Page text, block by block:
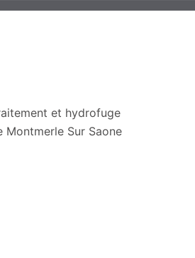
et hydrofuge
Montmerle Sur Saone